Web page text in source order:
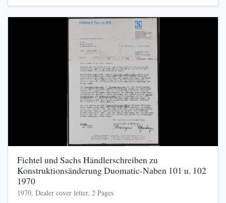
Fichtel und Sachs Händlerschreiben zu
Konstruktionsänderung Duomatic-Naben 101 u. 102
1970
1970, Dealer cover letter, 2 Pages